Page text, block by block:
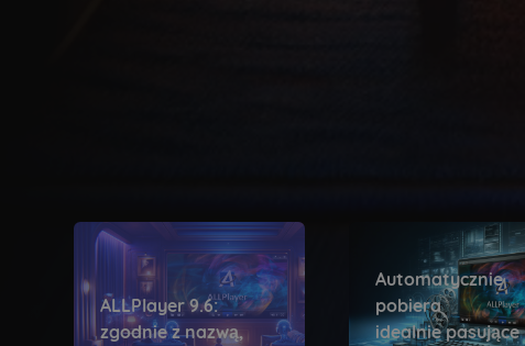
ALLPlayer 9.6:
zgodnie z nazwą,
Automatycznie
pobiera
idealnie pasujące